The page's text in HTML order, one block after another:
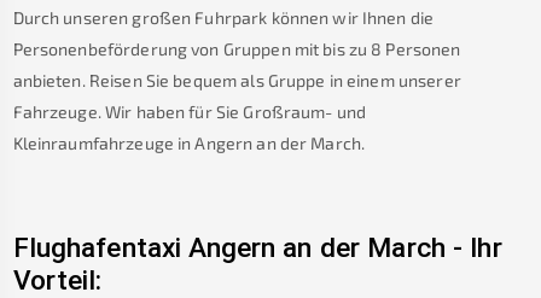
Durch unseren großen Fuhrpark können wir Ihnen die
Personenbeförderung von Gruppen mit bis zu 8 Personen
anbieten. Reisen Sie bequem als Gruppe in einem unserer
Fahrzeuge. Wir haben für Sie Großraum- und
Kleinraumfahrzeuge in Angern an der March.
Flughafentaxi Angern an der March - Ihr
Vorteil: